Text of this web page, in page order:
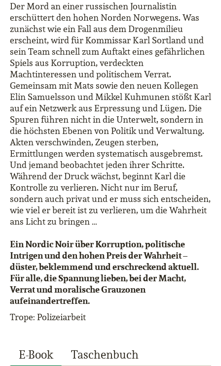
Der Mord an einer russischen Journalistin
erschüttert den hohen Norden Norwegens. Was
zunächst wie ein Fall aus dem Drogenmilieu
erscheint, wird für Kommissar Karl Sortland und
sein Team schnell zum Auftakt eines gefährlichen
Spiels aus Korruption, verdeckten
Machtinteressen und politischem Verrat.
Gemeinsam mit Mats sowie den neuen Kollegen
Elin Samuelsson und Mikkel Kuhmunen stößt Karl
auf ein Netzwerk aus Erpressung und Lügen. Die
Spuren führen nicht in die Unterwelt, sondern in
die höchsten Ebenen von Politik und Verwaltung.
Akten verschwinden, Zeugen sterben,
Ermittlungen werden systematisch ausgebremst.
Und jemand beobachtet jeden ihrer Schritte.
Während der Druck wächst, beginnt Karl die
Kontrolle zu verlieren. Nicht nur im Beruf,
sondern auch privat und er muss sich entscheiden,
wie viel er bereit ist zu verlieren, um die Wahrheit
ans Licht zu bringen …
Ein Nordic Noir über Korruption, politische
Intrigen und den hohen Preis der Wahrheit –
düster, beklemmend und erschreckend aktuell.
Für alle, die Spannung lieben, bei der Macht,
Verrat und moralische Grauzonen
aufeinandertreffen.
Trope: Polizeiarbeit
E-Book Taschenbuch